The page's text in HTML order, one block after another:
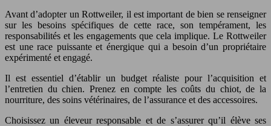
Avant d’adopter un Rottweiler, il est important de bien se renseigner
sur les besoins spécifiques de cette race, son tempérament, les
responsabilités et les engagements que cela implique. Le Rottweiler
est une race puissante et énergique qui a besoin d’un propriétaire
expérimenté et engagé.
Il est essentiel d’établir un budget réaliste pour l’acquisition et
l’entretien du chien. Prenez en compte les coûts du chiot, de la
nourriture, des soins vétérinaires, de l’assurance et des accessoires.
Choisissez un éleveur responsable et de s’assurer qu’il élève ses